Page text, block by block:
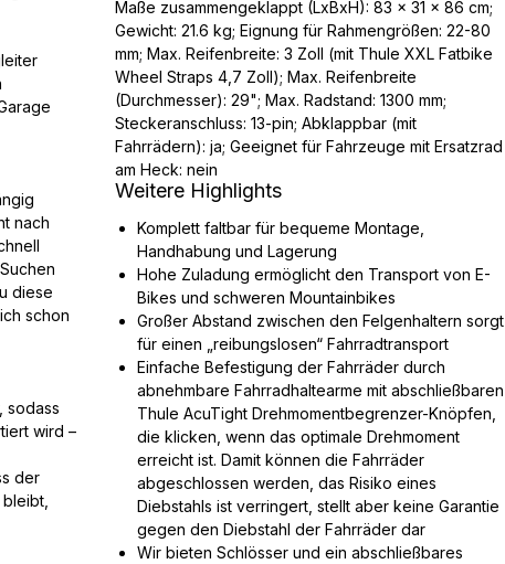
nach
diese
schon
sodass
wird –
der
Maße zusammengeklappt (LxBxH): 83 x 31 x 86 cm;
Gewicht: 21.6 kg; Eignung für Rahmengrößen: 22-80
mm; Max. Reifenbreite: 3 Zoll (mit Thule XXL Fatbike
Wheel Straps 4,7 Zoll); Max. Reifenbreite
(Durchmesser): 29"; Max. Radstand: 1300 mm;
Steckeranschluss: 13-pin; Abklappbar (mit
Fahrrädern): ja; Geeignet für Fahrzeuge mit Ersatzrad
am Heck: nein
Weitere Highlights
Komplett faltbar für bequeme Montage,
Handhabung und Lagerung
Hohe Zuladung ermöglicht den Transport von E-
Bikes und schweren Mountainbikes
Großer Abstand zwischen den Felgenhaltern sorgt
für einen „reibungslosen“ Fahrradtransport
Einfache Befestigung der Fahrräder durch
abnehmbare Fahrradhaltearme mit abschließbaren
Thule AcuTight Drehmomentbegrenzer-Knöpfen,
die klicken, wenn das optimale Drehmoment
erreicht ist. Damit können die Fahrräder
abgeschlossen werden, das Risiko eines
Diebstahls ist verringert, stellt aber keine Garantie
gegen den Diebstahl der Fahrräder dar
Wir bieten Schlösser und ein abschließbares